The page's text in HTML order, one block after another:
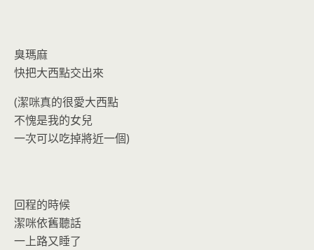
臭瑪麻
快把大西點交出來
(潔咪真的很愛大西點
不愧是我的女兒
一次可以吃掉將近一個)
回程的時候
潔咪依舊聽話
一上路又睡了